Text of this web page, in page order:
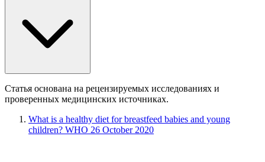
Статья основана на рецензируемых исследованиях и
проверенных медицинских источниках.
What is a healthy diet for breastfeed babies and young
children? WHO 26 October 2020